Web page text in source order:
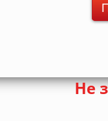
Не